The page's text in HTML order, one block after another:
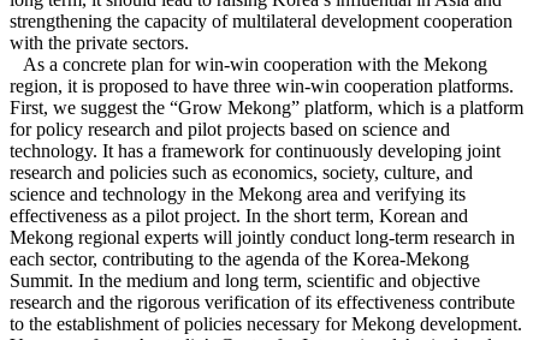
strengthening the capacity of multilateral development cooperation
with the private sectors.
As a concrete plan for win-win cooperation with the Mekong
region, it is proposed to have three win-win cooperation platforms.
First, we suggest the “Grow Mekong” platform, which is a platform
for policy research and pilot projects based on science and
technology. It has a framework for continuously developing joint
research and policies such as economics, society, culture, and
science and technology in the Mekong area and verifying its
effectiveness as a pilot project. In the short term, Korean and
Mekong regional experts will jointly conduct long-term research in
each sector, contributing to the agenda of the Korea-Mekong
Summit. In the medium and long term, scientific and objective
research and the rigorous verification of its effectiveness contribute
to the establishment of policies necessary for Mekong development.